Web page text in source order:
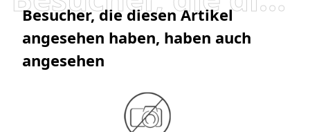
Besucher, die diesen Artikel
angesehen haben, haben auch
angesehen